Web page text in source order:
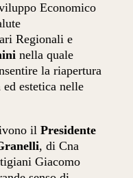
Economico
Regionali e
nella quale
la riapertura
estetica nelle
il Presidente
, di Cna
Giacomo